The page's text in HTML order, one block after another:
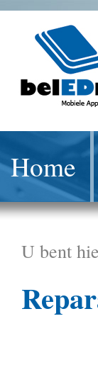
Home
U bent